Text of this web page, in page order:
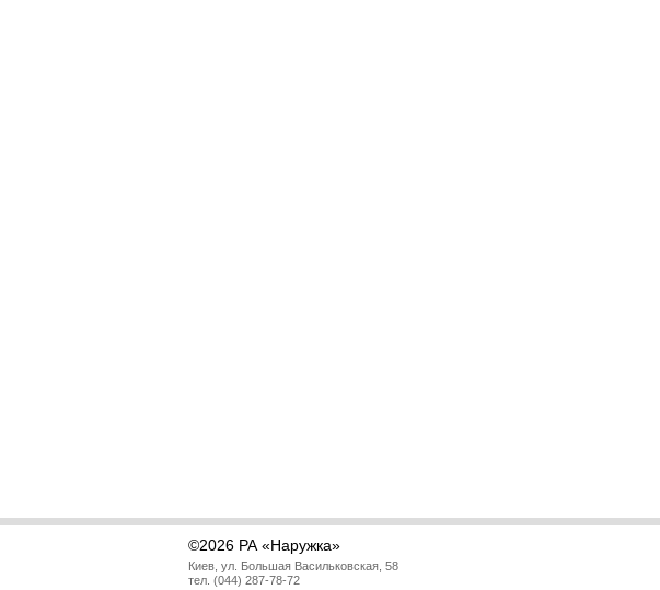
©2026 РА «Наружка»
Киев, ул. Большая Васильковская, 58
тел. (044) 287-78-72